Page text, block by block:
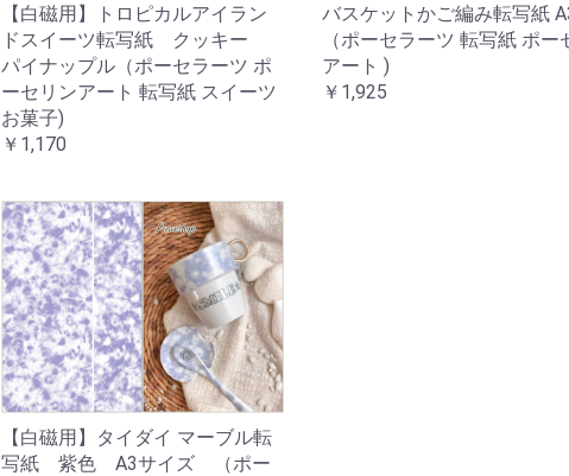
【白磁用】トロピカルアイラン
ドスイーツ転写紙 クッキー
パイナップル（ポーセラーツ ポ
ーセリンアート 転写紙 スイーツ
お菓子)
￥1,170
バスケットかご編み転写紙
（ポーセラーツ 転写紙 ポー
アート )
￥1,925
【白磁用】タイダイ マーブル転
写紙 紫色 A3サイズ （ポー